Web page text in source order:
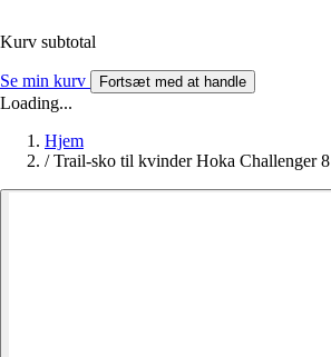
Kurv subtotal
Se min kurv Fortsæt med at handle
Loading...
Hjem
/ Trail-sko til kvinder Hoka Challenger 8